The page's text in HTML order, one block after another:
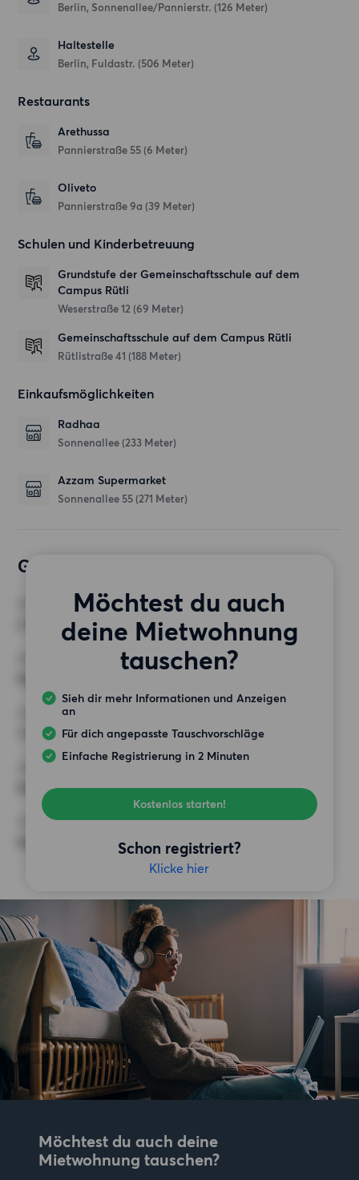
Berlin, Sonnenallee/Pannierstr. (126 Meter)
Haltestelle
Berlin, Fuldastr. (506 Meter)
Restaurants
Arethussa
Pannierstraße 55 (6 Meter)
Oliveto
Pannierstraße 9a (39 Meter)
Schulen und Kinderbetreuung
Grundstufe der Gemeinschaftsschule auf dem
Campus Rütli
Weserstraße 12 (69 Meter)
Gemeinschaftsschule auf dem Campus Rütli
Rütlistraße 41 (188 Meter)
Einkaufsmöglichkeiten
Radhaa
Sonnenallee (233 Meter)
Azzam Supermarket
Sonnenallee 55 (271 Meter)
Gewünschte Wohnung
Möchtest du auch
deine Mietwohnung
tauschen?
Sieh dir mehr Informationen und Anzeigen
an
Für dich angepasste Tauschvorschläge
Einfache Registrierung in 2 Minuten
Kostenlos starten!
Schon registriert?
Klicke hier
2 Zimmer
MINDESTANZAHL AN QUADRATMETERN
HÖCHSTMIETE (KALTMIETE)
1 200 EUR
Keine besonderen Anforderungen
SONSTIGE PRÄFERENZEN
Keine bestimmten Präferenzen
Möchtest du auch deine
Mietwohnung tauschen?